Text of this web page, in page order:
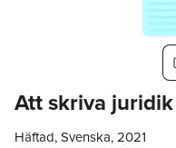
Att skriva
Häftad, Svenska, 2021